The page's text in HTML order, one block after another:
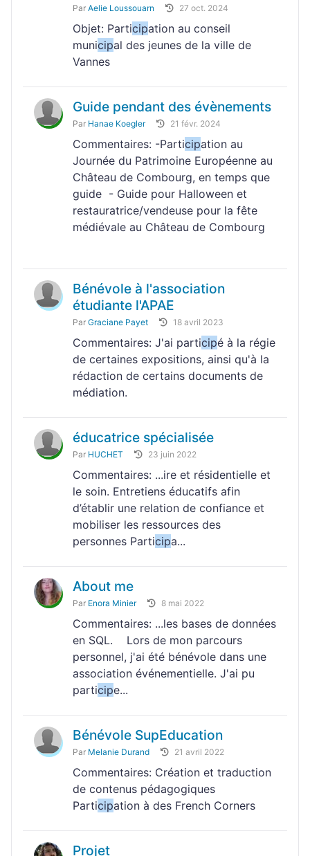
Par Aelie Loussouarn 27 oct. 2024
Objet: Participation au conseil
municipal des jeunes de la ville de
Vannes
Guide pendant des évènements
Par Hanae Koegler 21 févr. 2024
Commentaires: -Participation au
Journée du Patrimoine Européenne au
Château de Combourg, en temps que
guide - Guide pour Halloween et
restauratrice/vendeuse pour la fête
médiévale au Château de Combourg
Bénévole à l'association
étudiante l'APAE
Par Graciane Payet 18 avril 2023
Commentaires: J'ai participé à la régie
de certaines expositions, ainsi qu'à la
rédaction de certains documents de
médiation.
éducatrice spécialisée
Par HUCHET 23 juin 2022
Commentaires: ...ire et résidentielle et
le soin. Entretiens éducatifs afin
d’établir une relation de confiance et
mobiliser les ressources des
personnes Participa...
About me
Par Enora Minier 8 mai 2022
Commentaires: ...les bases de données
en SQL. Lors de mon parcours
personnel, j'ai été bénévole dans une
association événementielle. J'ai pu
participe...
Bénévole SupEducation
Par Melanie Durand 21 avril 2022
Commentaires: Création et traduction
de contenus pédagogiques
Participation à des French Corners
Projet